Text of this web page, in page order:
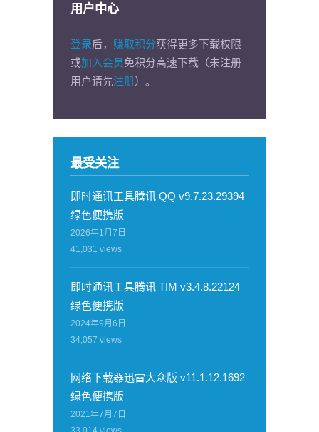
用户中心
登录后， 赚取积分获得更多下载权限
或加入会员免积分高速下载（未注册
用户请先注册）。
最受关注
即时通讯工具腾讯 QQ v9.7.23.29394
绿色便携版
2026年1月7日
41,031 views
即时通讯工具腾讯 TIM v3.4.8.22124
绿色便携版
2024年9月6日
34,057 views
网络下载器迅雷大众版 v11.1.12.1692
绿色便携版
2021年7月7日